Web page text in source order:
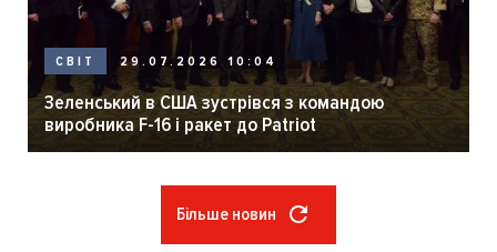
СВІТ 29.07.2026 10:04
Зеленський в США зустрівся з командою
виробника F-16 і ракет до Patriot
Більше новин